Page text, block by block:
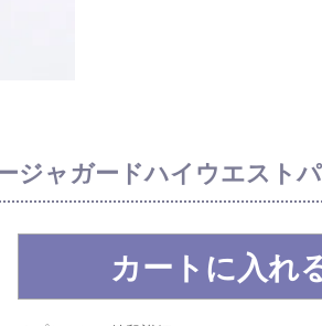
ジャガードハイウエスト